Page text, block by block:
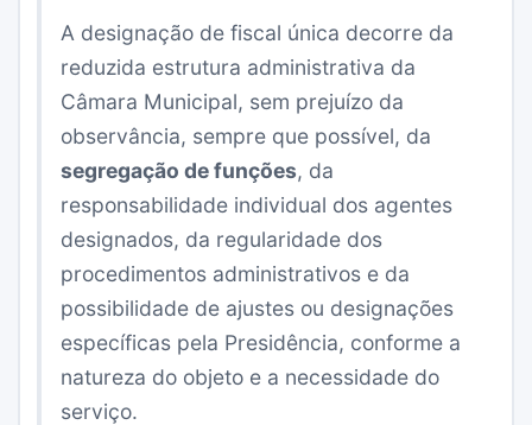
A designação de fiscal única decorre da
reduzida estrutura administrativa da
Câmara Municipal, sem prejuízo da
observância, sempre que possível, da
segregação de funções, da
responsabilidade individual dos agentes
designados, da regularidade dos
procedimentos administrativos e da
possibilidade de ajustes ou designações
específicas pela Presidência, conforme a
natureza do objeto e a necessidade do
serviço.